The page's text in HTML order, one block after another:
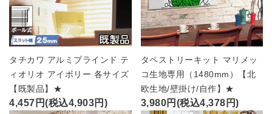
タチカワ アルミブラインド テ
ィオリオ アイボリー 各サイズ
【既製品】★
4,457円(税込4,903円)
タペストリーキット マリメッ
コ生地専用（1480mm）【北
欧生地/壁掛け/自作】★
3,980円(税込4,378円)